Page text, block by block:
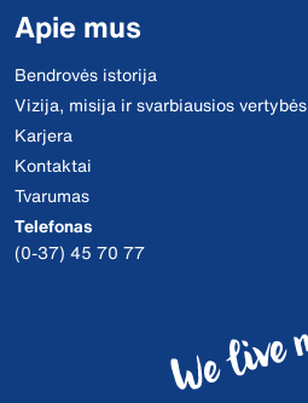
Apie mus
Bendrovės istorija
Vizija, misija ir svarbiausios vertybės
Karjera
Kontaktai
Tvarumas
Telefonas
(0-37) 45 70 77